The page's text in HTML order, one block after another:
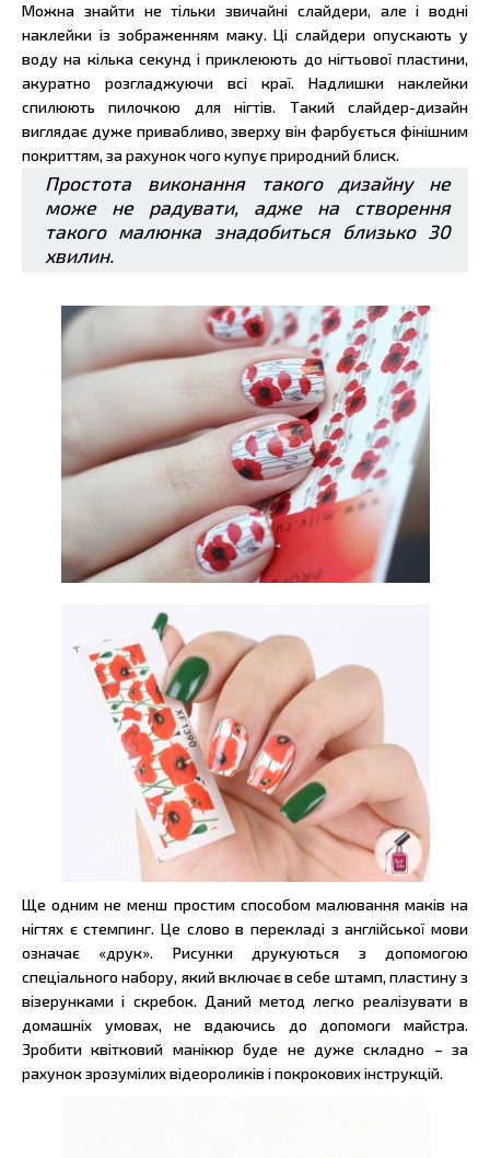
Можна знайти не тільки звичайні слайдери, але і водні
наклейки із зображенням маку. Ці слайдери опускають у
воду на кілька секунд і приклеюють до нігтьової пластини,
акуратно розгладжуючи всі краї. Надлишки наклейки
спилюють пилочкою для нігтів. Такий слайдер-дизайн
виглядає дуже привабливо, зверху він фарбується фінішним
покриттям, за рахунок чого купує природний блиск.
Простота виконання такого дизайну не
може не радувати, адже на створення
такого малюнка знадобиться близько 30
хвилин.
Ще одним не менш простим способом малювання маків на
нігтях є стемпинг. Це слово в перекладі з англійської мови
означає «друк». Рисунки друкуються з допомогою
спеціального набору, який включає в себе штамп, пластину з
візерунками і скребок. Даний метод легко реалізувати в
домашніх умовах, не вдаючись до допомоги майстра.
Зробити квітковий манікюр буде не дуже складно – за
рахунок зрозумілих відеороликів і покрокових інструкцій.